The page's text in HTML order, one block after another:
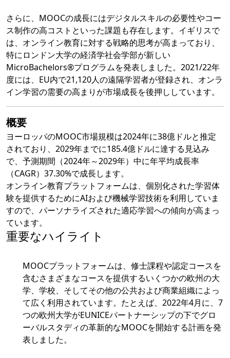
さらに、MOOCの成長にはデジタルスキルの必要性やコー
ス制作の高コストといった課題も存在します。イギリスで
は、オンライン教育に対する戦略的思考が高まっており、
特にロンドン大学の経済学社会学部が新しい
MicroBachelors®プログラムを発表しました。2021/22年
度には、EU内で21,120人の遠隔学習者が登録され、オンラ
イン学習の需要の高まりが市場成長を後押ししています。
概要
ヨーロッパのMOOC市場規模は2024年に38億ドルと推定
されており、2029年までに185.4億ドルに達する見込み
で、予測期間（2024年～2029年）中に年平均成長率
（CAGR）37.30%で成長します。
オンライン教育プラットフォームは、個別化された学習体
験を提供するためにAIおよび機械学習技術を利用していま
すので、パーソナライズされた適応学習への傾向が高まっ
ています。
重要なハイライト
MOOCプラットフォームは、修士課程や認定コースを
含むさまざまなコースを提供するいくつかの欧州の大
学、学校、そしてその他の公共および商業組織によっ
て広く利用されています。たとえば、2022年4月に、7
つの欧州大学がEUNICEパートナーシップの下でグロ
ーバルスタディの革新的なMOOCを開始する計画を発
表しました。